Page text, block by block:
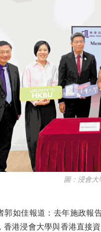
圖：浸會大學
佳報道：去年施政報告
香港浸會大學與香港直接